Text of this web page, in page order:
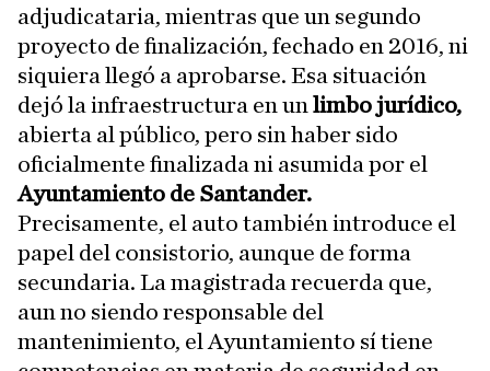
adjudicataria, mientras que un segundo
proyecto de finalización, fechado en 2016, ni
siquiera llegó a aprobarse. Esa situación
dejó la infraestructura en un limbo jurídico,
abierta al público, pero sin haber sido
oficialmente finalizada ni asumida por el
Ayuntamiento de Santander.
Precisamente, el auto también introduce el
papel del consistorio, aunque de forma
secundaria. La magistrada recuerda que,
aun no siendo responsable del
mantenimiento, el Ayuntamiento sí tiene